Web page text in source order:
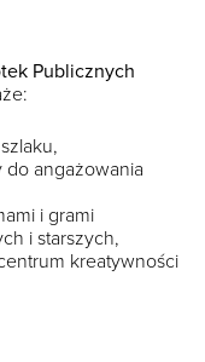
Publicznych
angażowania
i grami
i starszych,
kreatywności